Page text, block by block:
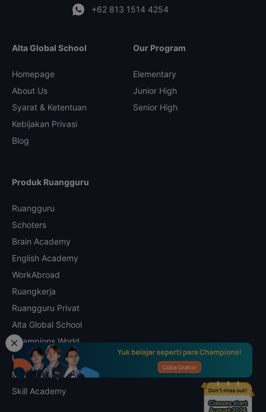
+62 813 1514 4254
Alta Global School
Homepage
About Us
Syarat & Ketentuan
Kebijakan Privasi
Blog
Our Program
Elementary
Junior High
Senior High
Produk Ruangguru
Ruangguru
Schoters
Brain Academy
English Academy
WorkAbroad
Ruangkerja
Ruangguru Privat
Alta Global School
Champions World
Kalananti
Math Champs
Skill Academy